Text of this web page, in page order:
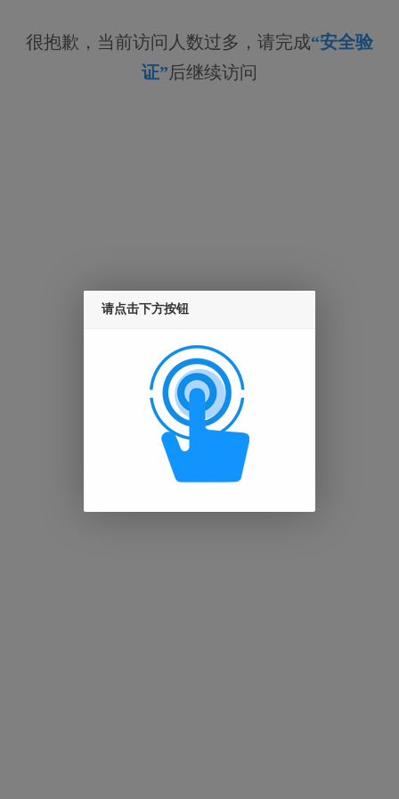
很抱歉，当前访问人数过多，请完成“安全验
证”后继续访问
请点击下方按钮